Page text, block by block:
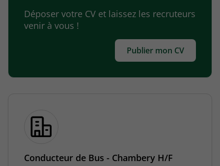
Déposer votre CV et laissez les recruteurs
venir à vous !
Publier mon CV
Conducteur de Bus - Chambery H/F